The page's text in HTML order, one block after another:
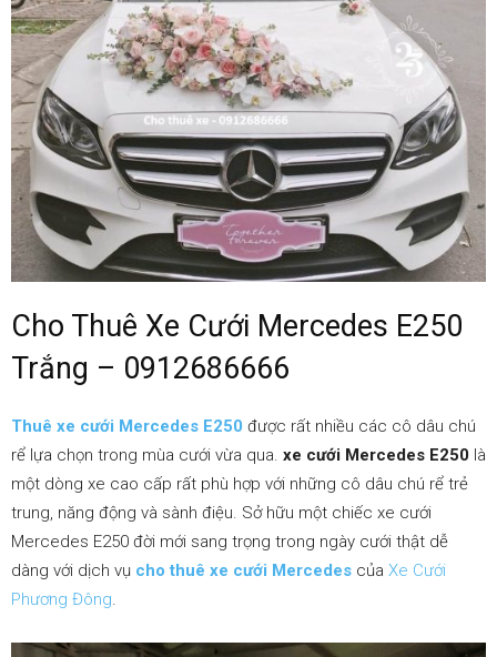
–
0912686666
|
Dat
san
bay|
Cho Thuê Xe Cưới Mercedes E250
Trắng – 0912686666
Thuê xe cưới Mercedes E250 được rất nhiều các cô dâu chú
rể lựa chọn trong mùa cưới vừa qua. xe cưới Mercedes E250 là
một dòng xe cao cấp rất phù hợp với những cô dâu chú rể trẻ
trung, năng động và sành điệu. Sở hữu một chiếc xe cưới
Mercedes E250 đời mới sang trọng trong ngày cưới thật dễ
dàng với dịch vụ cho thuê xe cưới Mercedes của Xe Cưới
Phương Đông.